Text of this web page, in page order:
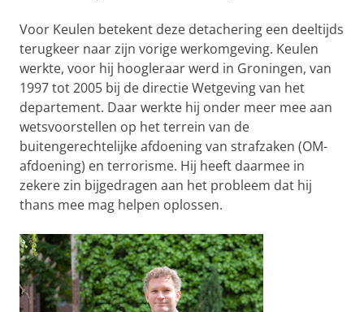
Voor Keulen betekent deze detachering een deeltijds
terugkeer naar zijn vorige werkomgeving. Keulen
werkte, voor hij hoogleraar werd in Groningen, van
1997 tot 2005 bij de directie Wetgeving van het
departement. Daar werkte hij onder meer mee aan
wetsvoorstellen op het terrein van de
buitengerechtelijke afdoening van strafzaken (OM-
afdoening) en terrorisme. Hij heeft daarmee in
zekere zin bijgedragen aan het probleem dat hij
thans mee mag helpen oplossen.